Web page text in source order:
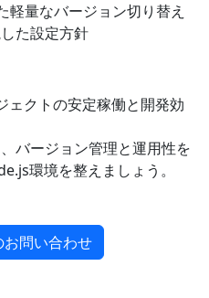
量なバージョン切り替え
た設定方針
ェクトの安定稼働と開発効
バージョン管理と運用性を
環境を整えましょう。
お問い合わせ